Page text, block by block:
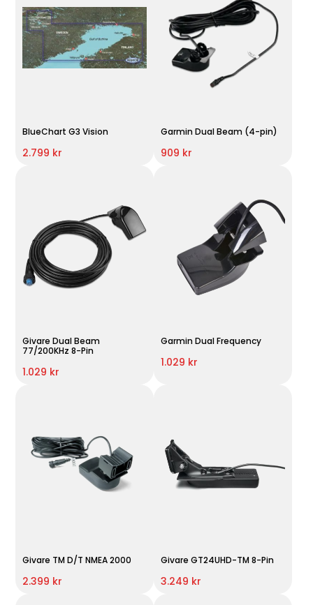
BlueChart G3 Vision
2.799 kr
Garmin Dual Beam (4-pin)
909 kr
Givare Dual Beam
77/200KHz 8-Pin
1.029 kr
Garmin Dual Frequency
1.029 kr
Givare TM D/T NMEA 2000
2.399 kr
Givare GT24UHD-TM 8-Pin
3.249 kr